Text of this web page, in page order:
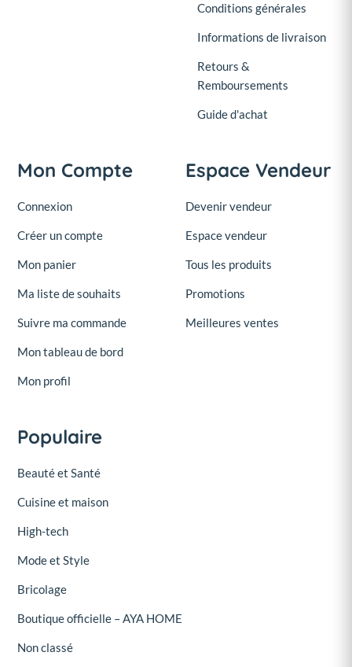
Conditions générales
Informations de livraison
Retours &
Remboursements
Guide d'achat
Mon Compte
Connexion
Créer un compte
Mon panier
Ma liste de souhaits
Suivre ma commande
Mon tableau de bord
Mon profil
Espace Vendeur
Devenir vendeur
Espace vendeur
Tous les produits
Promotions
Meilleures ventes
Populaire
Beauté et Santé
Cuisine et maison
High-tech
Mode et Style
Bricolage
Boutique officielle – AYA HOME
Non classé